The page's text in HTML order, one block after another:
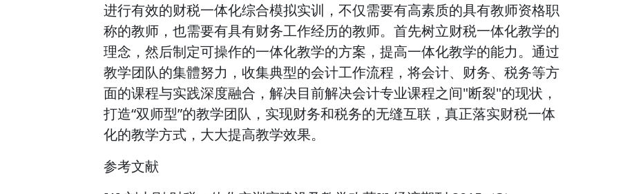
进行有效的财税一体化综合模拟实训，不仅需要有高素质的具有教师资格职
称的教师，也需要有具有财务工作经历的教师。首先树立财税一体化教学的
理念，然后制定可操作的一体化教学的方案，提高一体化教学的能力。通过
教学团队的集體努力，收集典型的会计工作流程，将会计、财务、税务等方
面的课程与实践深度融合，解决目前解决会计专业课程之间"断裂"的现状，
打造“双师型”的教学团队，实现财务和税务的无缝互联，真正落实财税一体
化的教学方式，大大提高教学效果。
参考文献